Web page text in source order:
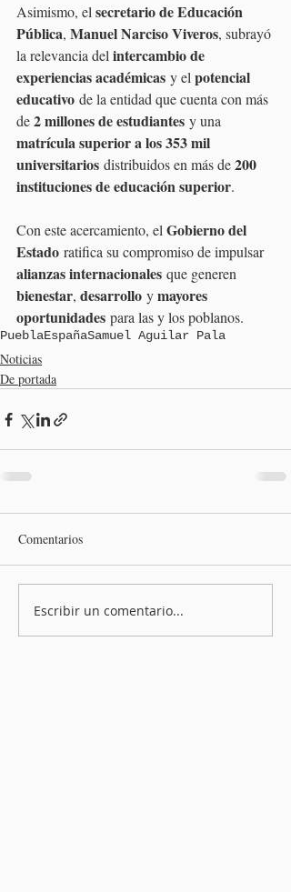
Asimismo, el secretario de Educación
Pública, Manuel Narciso Viveros, subrayó
la relevancia del intercambio de
experiencias académicas y el potencial
educativo de la entidad que cuenta con más
de 2 millones de estudiantes y una
matrícula superior a los 353 mil
universitarios distribuidos en más de 200
instituciones de educación superior.
Con este acercamiento, el Gobierno del
Estado ratifica su compromiso de impulsar
alianzas internacionales que generen
bienestar, desarrollo y mayores
oportunidades para las y los poblanos.
PueblaEspañaSamuel Aguilar Pala
Noticias
De portada
Comentarios
Escribir un comentario...